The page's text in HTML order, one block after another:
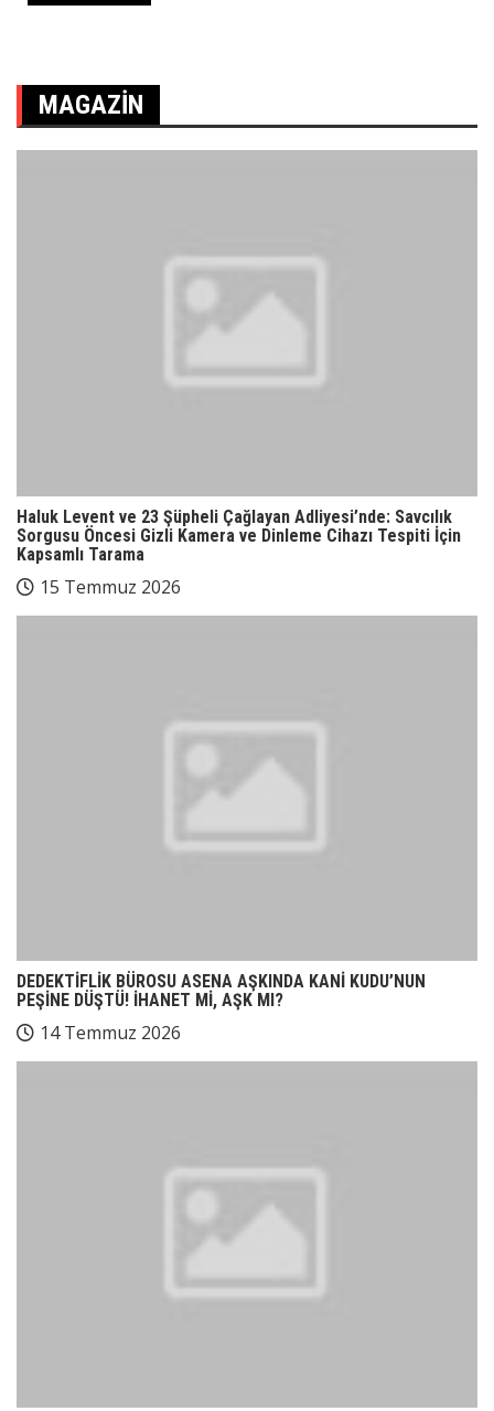
MAGAZIN
Haluk Levent ve 23 Şüpheli Çağlayan Adliyesi’nde: Savcılık
Sorgusu Öncesi Gizli Kamera ve Dinleme Cihazı Tespiti İçin
Kapsamlı Tarama
15 Temmuz 2026
DEDEKTİFLİK BÜROSU ASENA AŞKINDA KANİ KUDU’NUN
PEŞİNE DÜŞTÜ! İHANET Mİ, AŞK MI?
14 Temmuz 2026